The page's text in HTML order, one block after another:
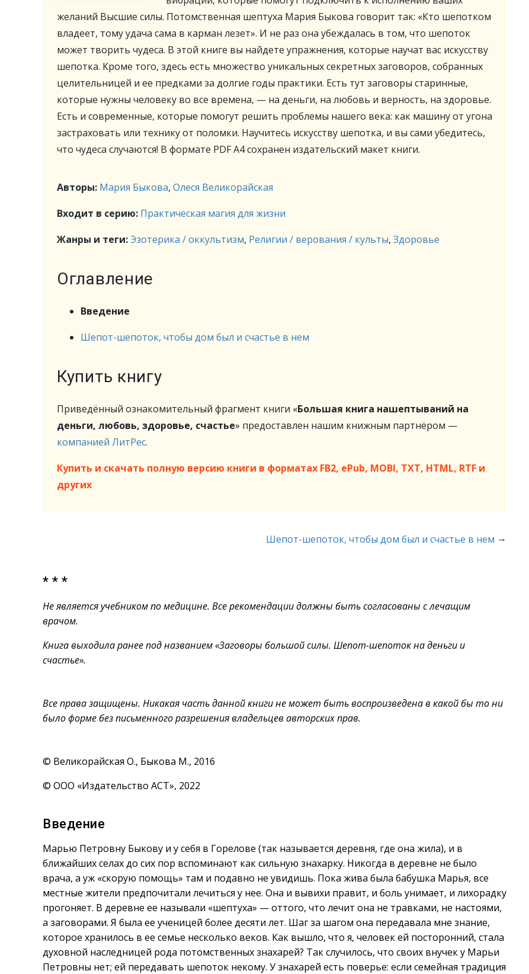
желаний Высшие силы. Потомственная шептуха Мария Быкова говорит так: «Кто шепотком
владеет, тому удача сама в карман лезет». И не раз она убеждалась в том, что шепоток
может творить чудеса. В этой книге вы найдете упражнения, которые научат вас искусству
шепотка. Кроме того, здесь есть множество уникальных секретных заговоров, собранных
целительницей и ее предками за долгие годы практики. Есть тут заговоры старинные,
которые нужны человеку во все времена, — на деньги, на любовь и верность, на здоровье.
Есть и современные, которые помогут решить проблемы нашего века: как машину от угона
застраховать или технику от поломки. Научитесь искусству шепотка, и вы сами убедитесь,
что чудеса случаются! В формате PDF A4 сохранен издательский макет книги.
Авторы: Мария Быкова, Олеся Великорайская
Входит в серию: Практическая магия для жизни
Жанры и теги:Эзотерика / оккультизм, Религии / верования / культы, Здоровье
Оглавление
Введение
Шепот-шепоток, чтобы дом был и счастье в нем
Купить книгу
Приведённый ознакомительный фрагмент книги «Большая книга нашептываний на
деньги, любовь, здоровье, счастье» предоставлен нашим книжным партнёром —
компанией ЛитРес.
Купить и скачать полную версию книги в форматах FB2, ePub, MOBI, TXT, HTML, RTF и
других
Шепот-шепоток, чтобы дом был и счастье в нем →
* * *
Не является учебником по медицине. Все рекомендации должны быть согласованы с лечащим
врачом.
Книга выходила ранее под названием «Заговоры большой силы. Шепот-шепоток на деньги и
счастье».
Все права защищены. Никакая часть данной книги не может быть воспроизведена в какой бы то ни
было форме без письменного разрешения владельцев авторских прав.
© Великорайская О., Быкова М., 2016
© ООО «Издательство АСТ», 2022
Введение
Марью Петровну Быкову и у себя в Горелове (так называется деревня, где она жила), и в
ближайших селах до сих пор вспоминают как сильную знахарку. Никогда в деревне не было
врача, а уж «скорую помощь» там и подавно не увидишь. Пока жива была бабушка Марья, все
местные жители предпочитали лечиться у нее. Она и вывихи правит, и боль унимает, и лихорадку
прогоняет. В деревне ее называли «шептуха» — оттого, что лечит она не травками, не настоями,
а заговорами. Я была ее ученицей более десяти лет. Шаг за шагом она передавала мне знание,
которое хранилось в ее семье несколько веков. Как вышло, что я, человек ей посторонний, стала
духовной наследницей рода потомственных знахарей? Так случилось, что своих внучек у Марьи
Петровны нет; ей передавать шепоток некому. У знахарей есть поверье: если семейная традиция